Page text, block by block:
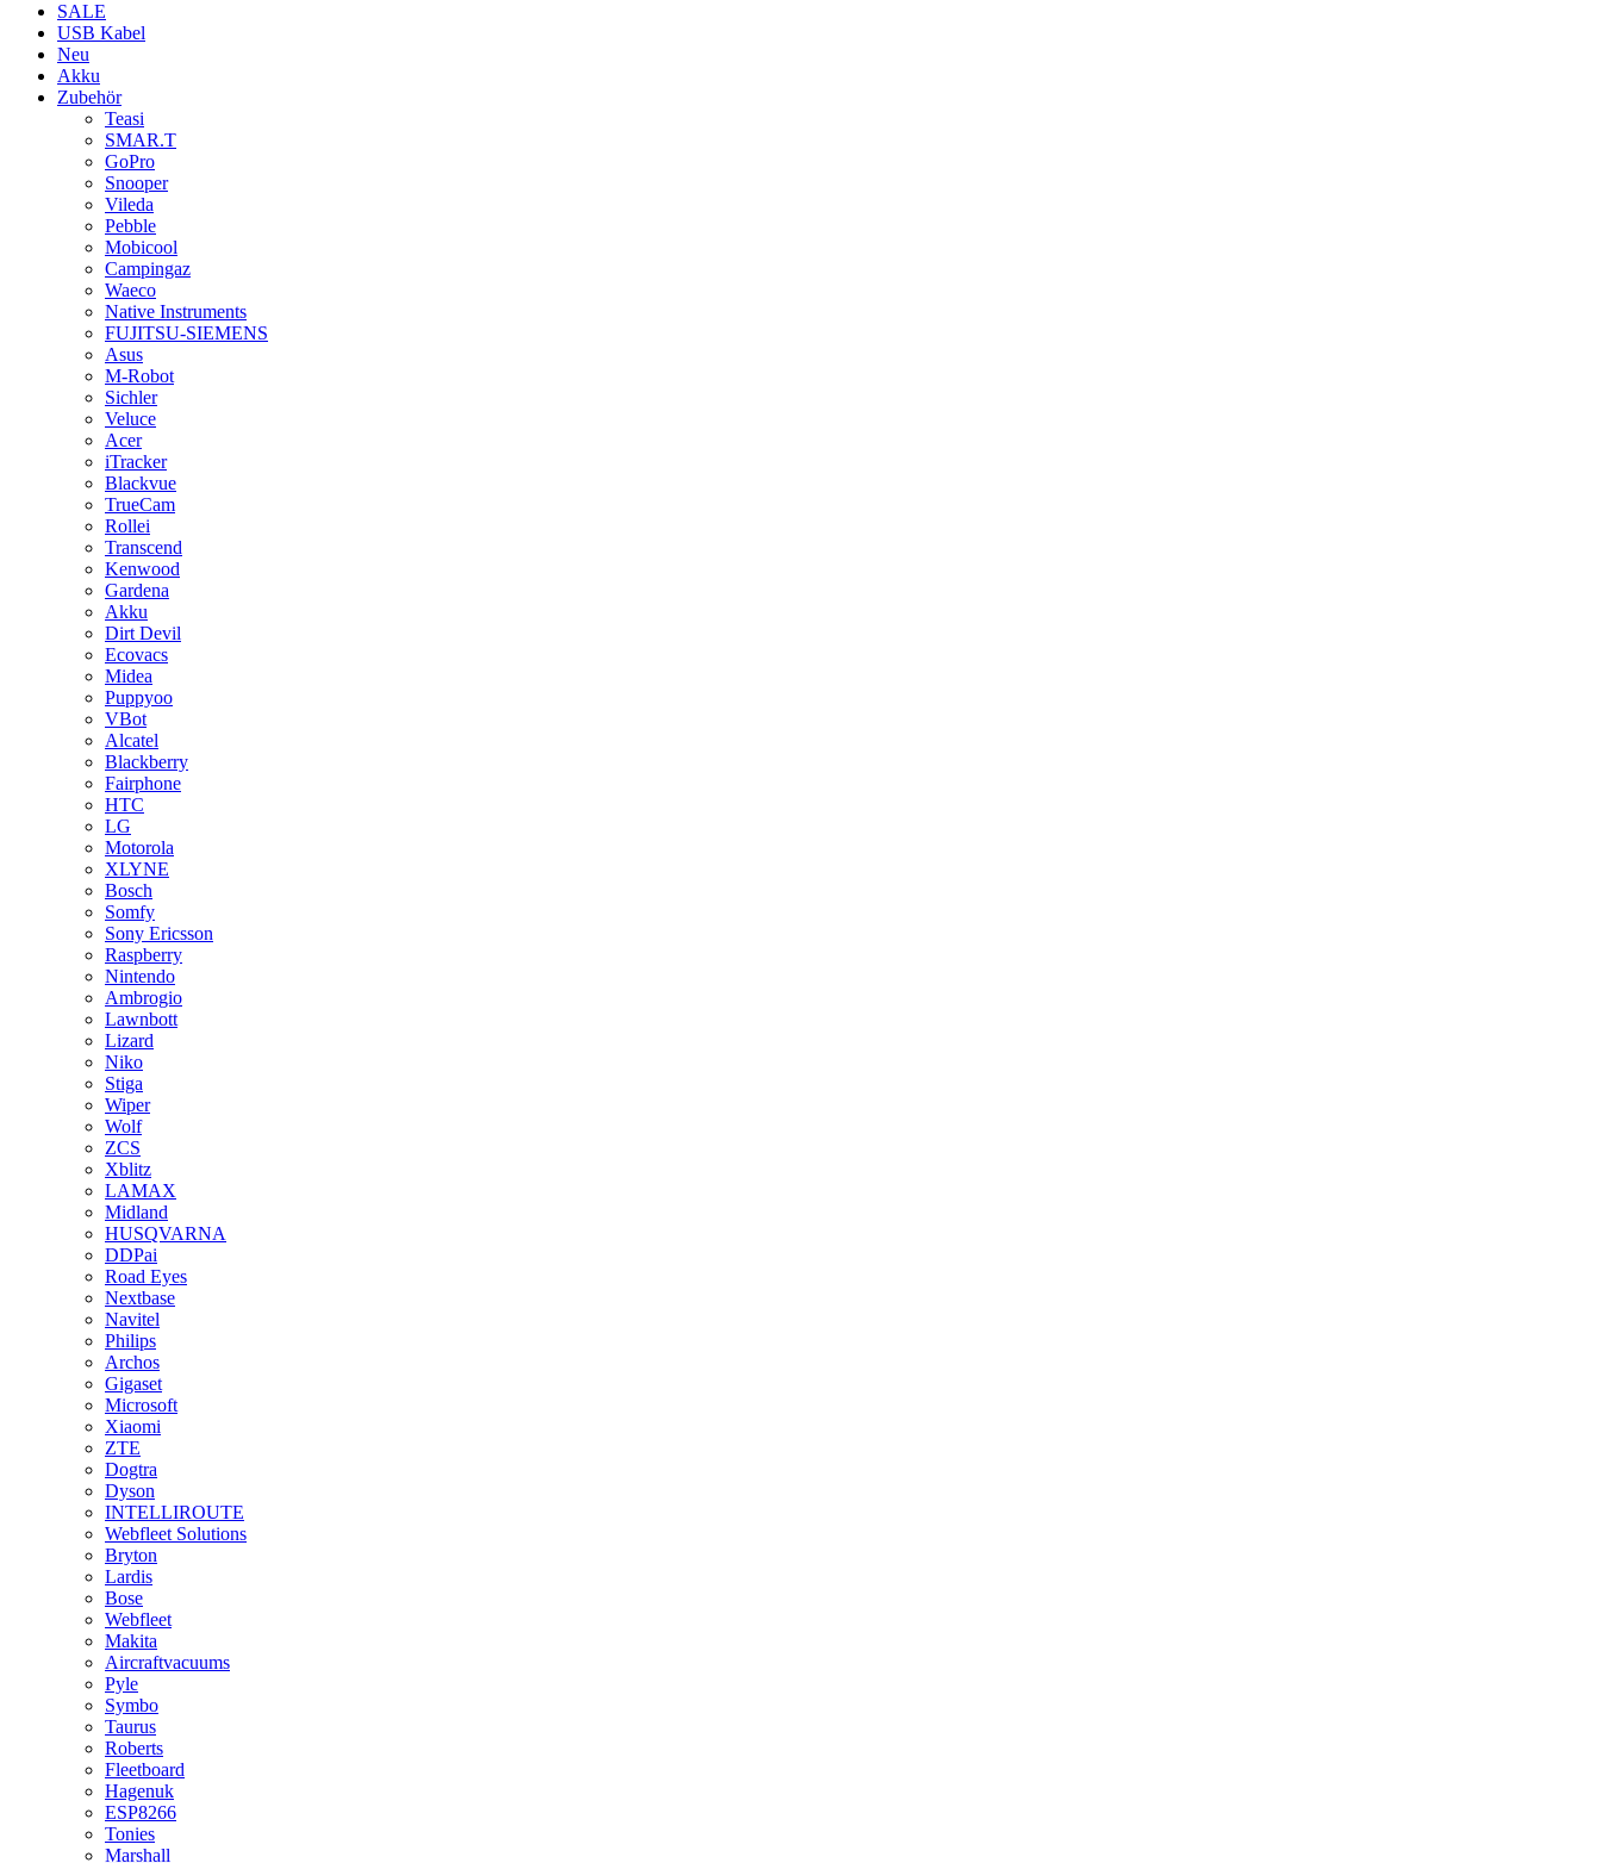
SALE
USB Kabel
Neu
Akku
Zubehör
Teasi
SMAR.T
GoPro
Snooper
Vileda
Pebble
Mobicool
Campingaz
Waeco
Native Instruments
FUJITSU-SIEMENS
Asus
M-Robot
Sichler
Veluce
Acer
iTracker
Blackvue
TrueCam
Rollei
Transcend
Kenwood
Gardena
Akku
Dirt Devil
Ecovacs
Midea
Puppyoo
VBot
Alcatel
Blackberry
Fairphone
HTC
LG
Motorola
XLYNE
Bosch
Somfy
Sony Ericsson
Raspberry
Nintendo
Ambrogio
Lawnbott
Lizard
Niko
Stiga
Wiper
Wolf
ZCS
Xblitz
LAMAX
Midland
HUSQVARNA
DDPai
Road Eyes
Nextbase
Navitel
Philips
Archos
Gigaset
Microsoft
Xiaomi
ZTE
Dogtra
Dyson
INTELLIROUTE
Webfleet Solutions
Bryton
Lardis
Bose
Webfleet
Makita
Aircraftvacuums
Pyle
Symbo
Taurus
Roberts
Fleetboard
Hagenuk
ESP8266
Tonies
Marshall